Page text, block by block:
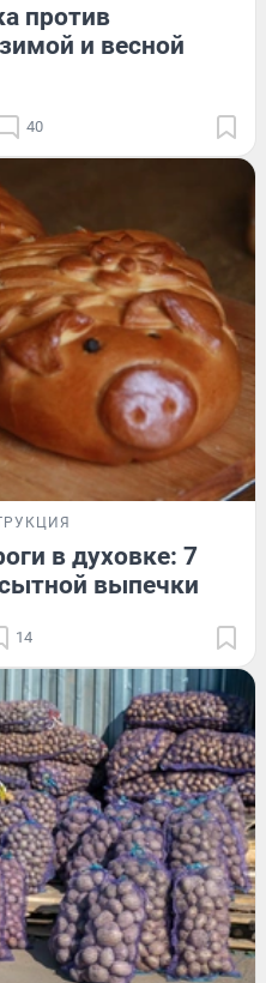
против
и весной
40
в духовке: 7
выпечки
14